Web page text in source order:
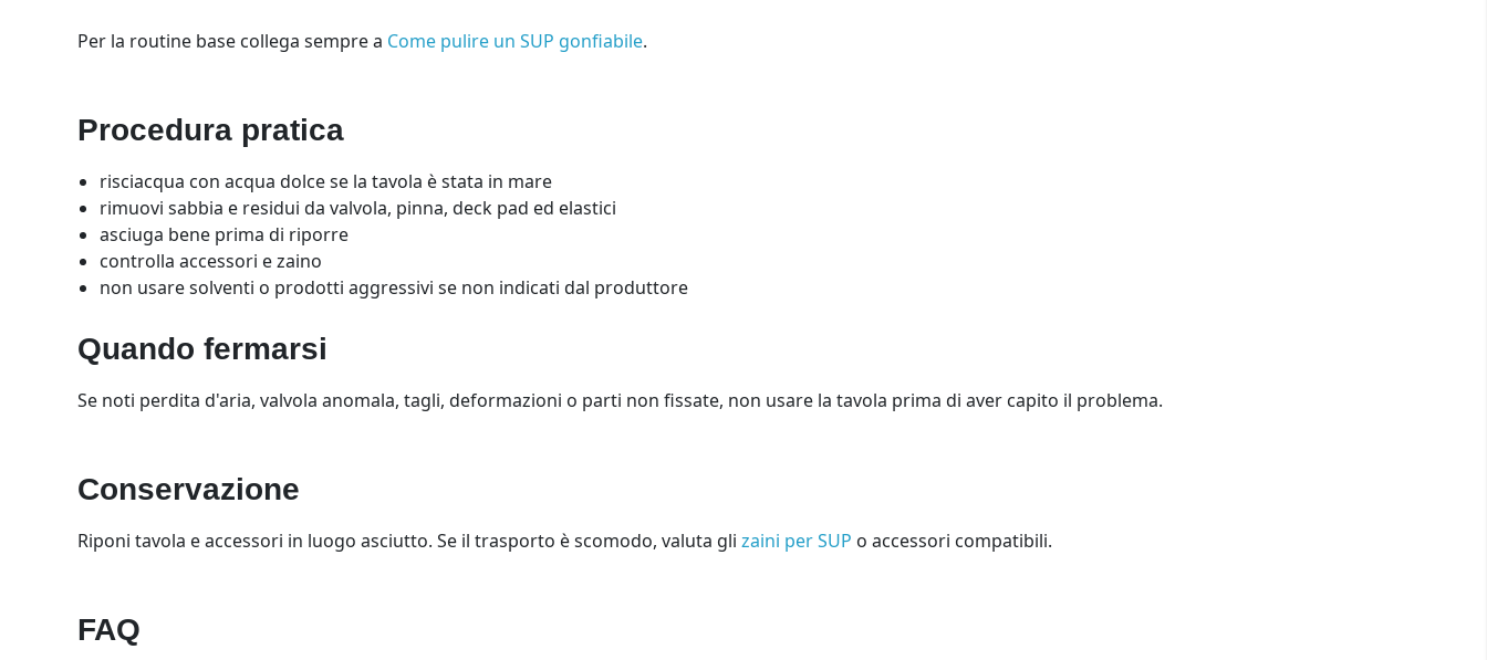
Per la routine base collega sempre a Come pulire un SUP gonfiabile.
Procedura pratica
risciacqua con acqua dolce se la tavola è stata in mare
rimuovi sabbia e residui da valvola, pinna, deck pad ed elastici
asciuga bene prima di riporre
controlla accessori e zaino
non usare solventi o prodotti aggressivi se non indicati dal produttore
Quando fermarsi
Se noti perdita d'aria, valvola anomala, tagli, deformazioni o parti non fissate, non usare la tavola prima di aver capito il problema.
Conservazione
Riponi tavola e accessori in luogo asciutto. Se il trasporto è scomodo, valuta gli zaini per SUP o accessori compatibili.
FAQ